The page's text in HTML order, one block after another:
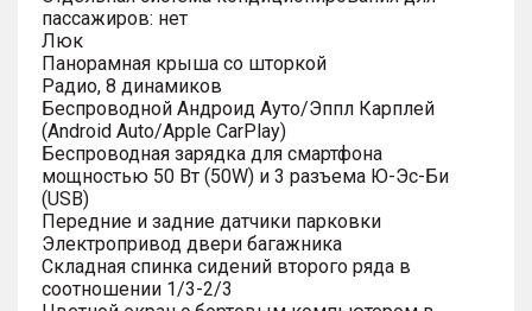
пассажиров: нет
Люк
Панорамная крыша со шторкой
Радио, 8 динамиков
Беспроводной Андроид Ауто/Эппл Карплей
(Android Auto/Apple CarPlay)
Беспроводная зарядка для смартфона
мощностью 50 Вт (50W) и 3 разъема Ю-Эс-Би
(USB)
Передние и задние датчики парковки
Электропривод двери багажника
Складная спинка сидений второго ряда в
соотношении 1/3-2/3